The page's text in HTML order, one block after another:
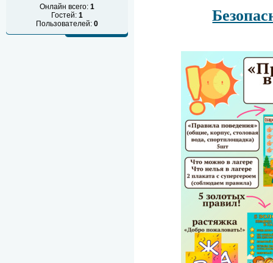
Онлайн всего: 1
Гостей: 1
Пользователей: 0